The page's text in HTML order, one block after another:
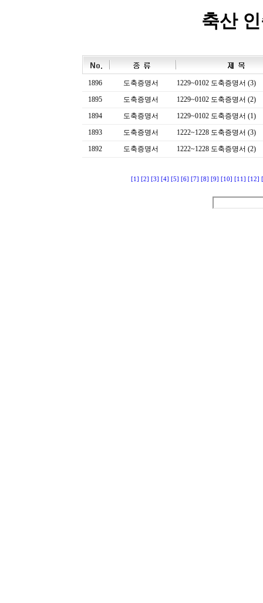
축산
1896 도축증명서
1229~0102 도축증명서 (3)
1895
도축증명서
1229~0102 도축증명서 (2)
1894
도축증명서
1229~0102 도축증명서 (1)
1893
도축증명서
1222~1228 도축증명서 (3)
1892
도축증명서 1222~1228 도축증명서 (2)
[1] [2] [3] [4] [5] [6] [7] [8] [9] [10] [11] [12]